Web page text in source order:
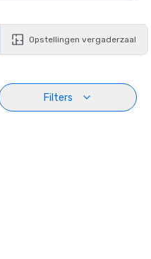
Opstellingen vergaderzaal
Filters